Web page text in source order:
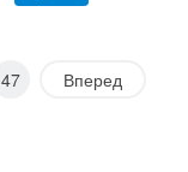
47 Вперед